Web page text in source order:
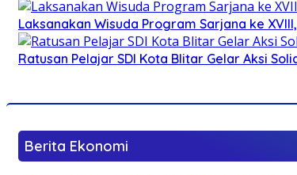
Laksanakan Wisuda Program Sarjana ke
Ratusan Pelajar SDI Kota Blitar Gelar Aksi
Berita Ekonomi